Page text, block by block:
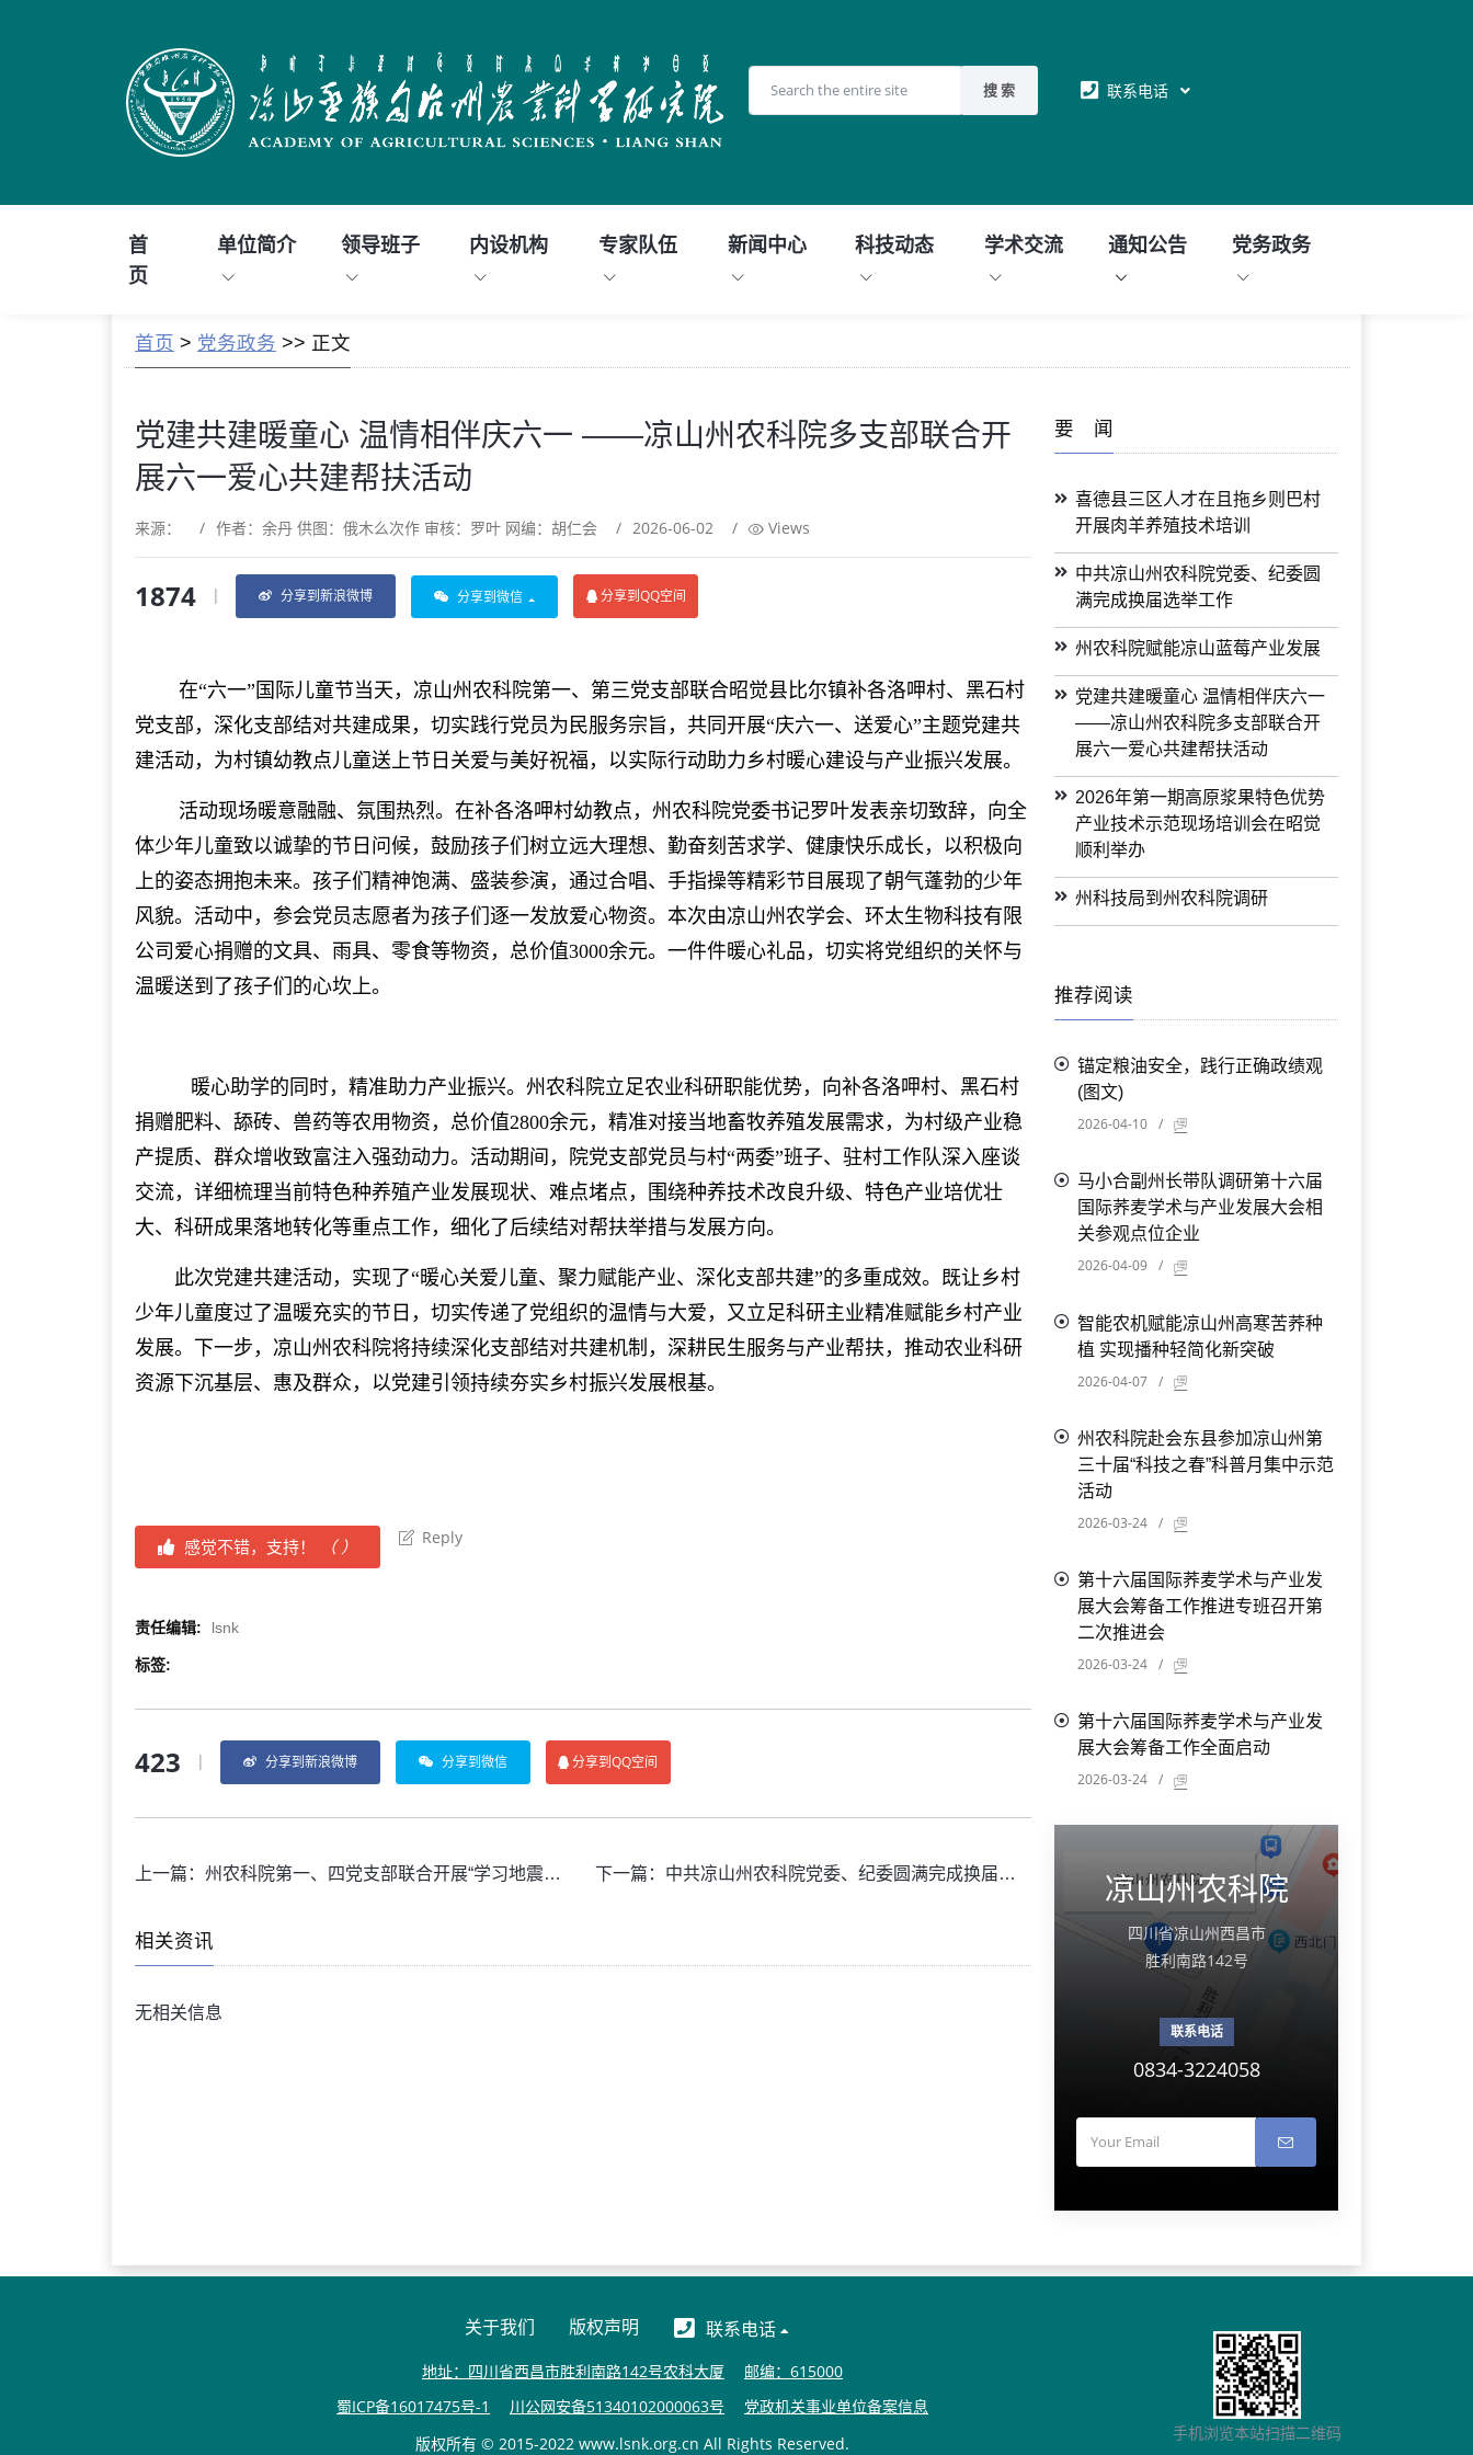
搜 索 联系电话
首
页
单位简介 领导班子 内设机构 专家队伍 新闻中心 科技动态 学术交流 通知公告 党务政务
首页 > 党务政务 >> 正文
党建共建暖童心 温情相伴庆六一 ——凉山州农科院多支部联合开
展六一爱心共建帮扶活动
来源： / 作者：余丹 供图：俄木么次作 审核：罗叶 网编：胡仁会 / 2026-06-02 / Views
1874 | 分享到新浪微博 分享到微信 分享到QQ空间
在“六一”国际儿童节当天，凉山州农科院第一、第三党支部联合昭觉县比尔镇补各洛呷村、黑石村
党支部，深化支部结对共建成果，切实践行党员为民服务宗旨，共同开展“庆六一、送爱心”主题党建共
建活动，为村镇幼教点儿童送上节日关爱与美好祝福，以实际行动助力乡村暖心建设与产业振兴发展。
活动现场暖意融融、氛围热烈。在补各洛呷村幼教点，州农科院党委书记罗叶发表亲切致辞，向全
体少年儿童致以诚挚的节日问候，鼓励孩子们树立远大理想、勤奋刻苦求学、健康快乐成长，以积极向
上的姿态拥抱未来。孩子们精神饱满、盛装参演，通过合唱、手指操等精彩节目展现了朝气蓬勃的少年
风貌。活动中，参会党员志愿者为孩子们逐一发放爱心物资。本次由凉山州农学会、环太生物科技有限
公司爱心捐赠的文具、雨具、零食等物资，总价值3000余元。一件件暖心礼品，切实将党组织的关怀与
温暖送到了孩子们的心坎上。
暖心助学的同时，精准助力产业振兴。州农科院立足农业科研职能优势，向补各洛呷村、黑石村
捐赠肥料、舔砖、兽药等农用物资，总价值2800余元，精准对接当地畜牧养殖发展需求，为村级产业稳
产提质、群众增收致富注入强劲动力。活动期间，院党支部党员与村“两委”班子、驻村工作队深入座谈
交流，详细梳理当前特色种养殖产业发展现状、难点堵点，围绕种养技术改良升级、特色产业培优壮
大、科研成果落地转化等重点工作，细化了后续结对帮扶举措与发展方向。
此次党建共建活动，实现了“暖心关爱儿童、聚力赋能产业、深化支部共建”的多重成效。既让乡村
少年儿童度过了温暖充实的节日，切实传递了党组织的温情与大爱，又立足科研主业精准赋能乡村产业
发展。下一步，凉山州农科院将持续深化支部结对共建机制，深耕民生服务与产业帮扶，推动农业科研
资源下沉基层、惠及群众，以党建引领持续夯实乡村振兴发展根基。
感觉不错，支持！ （） Reply
责任编辑: lsnk
标签:
423 | 分享到新浪微博 分享到微信 分享到QQ空间
上一篇： 州农科院第一、四党支部联合开展“学习地震监测知识、提高防灾减灾救灾能力”主题党日活动 下一篇： 中共凉山州农科院党委、纪委圆满完成换届选举工作
相关资讯
无相关信息
要 闻
喜德县三区人才在且拖乡则巴村
开展肉羊养殖技术培训
中共凉山州农科院党委、纪委圆
满完成换届选举工作
州农科院赋能凉山蓝莓产业发展
党建共建暖童心 温情相伴庆六一
——凉山州农科院多支部联合开
展六一爱心共建帮扶活动
2026年第一期高原浆果特色优势
产业技术示范现场培训会在昭觉
顺利举办
州科技局到州农科院调研
推荐阅读
锚定粮油安全，践行正确政绩观
(图文)
2026-04-10
/
马小合副州长带队调研第十六届
国际荞麦学术与产业发展大会相
关参观点位企业
2026-04-09
/
智能农机赋能凉山州高寒苦荞种
植 实现播种轻简化新突破
2026-04-07
/
州农科院赴会东县参加凉山州第
三十届“科技之春”科普月集中示范
活动
2026-03-24
/
第十六届国际荞麦学术与产业发
展大会筹备工作推进专班召开第
二次推进会
2026-03-24
/
第十六届国际荞麦学术与产业发
展大会筹备工作全面启动
2026-03-24
/
凉山州农科院
四川省凉山州西昌市
胜利南路142号
联系电话
0834-3224058
关于我们 版权声明 联系电话
地址：四川省西昌市胜利南路142号农科大厦
邮编：615000
蜀ICP备16017475号-1
川公网安备51340102000063号
党政机关事业单位备案信息
版权所有 © 2015-2022 www.lsnk.org.cn All Rights Reserved.
手机浏览本站扫描二维码